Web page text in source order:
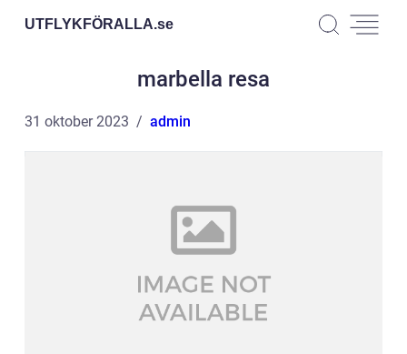
UTFLYKFÖRALLA.se
marbella resa
31 oktober 2023 admin